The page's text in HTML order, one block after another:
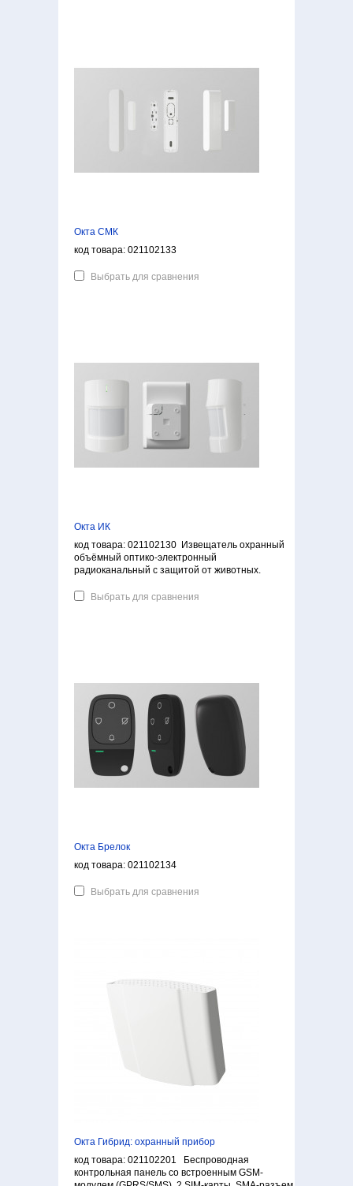
Окта СМК
код товара: 021102133
Выбрать для сравнения
Окта ИК
код товара: 021102130 Извещатель охранный
объёмный оптико-электронный
радиоканальный с защитой от животных.
Выбрать для сравнения
Окта Брелок
код товара: 021102134
Выбрать для сравнения
Окта Гибрид: охранный прибор
код товара: 021102201 Беспроводная
контрольная панель cо встроенным GSM-